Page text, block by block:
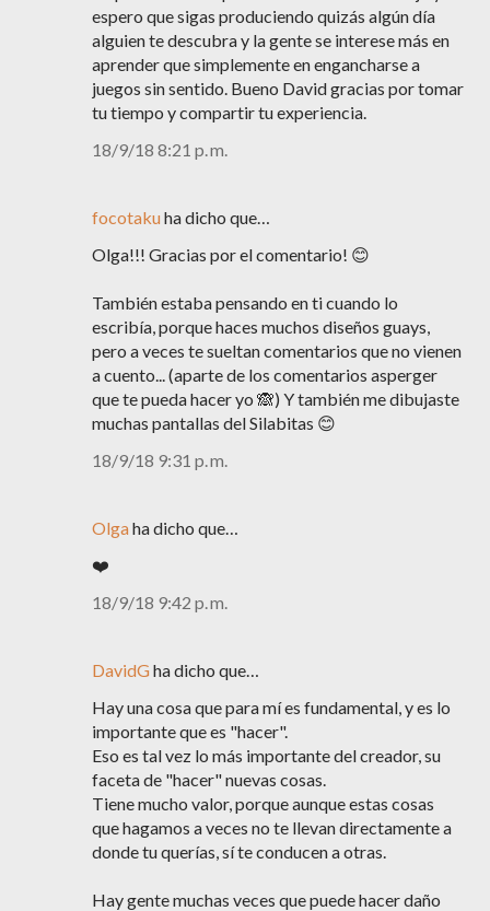
espero que sigas produciendo quizás algún día
alguien te descubra y la gente se interese más en
aprender que simplemente en engancharse a
juegos sin sentido. Bueno David gracias por tomar
tu tiempo y compartir tu experiencia.
18/9/18 8:21 p. m.
focotakuha dicho que…
Olga!!! Gracias por el comentario! 😊
También estaba pensando en ti cuando lo
escribía, porque haces muchos diseños guays,
pero a veces te sueltan comentarios que no vienen
a cuento... (aparte de los comentarios asperger
que te pueda hacer yo 🙈) Y también me dibujaste
muchas pantallas del Silabitas 😊
18/9/18 9:31 p. m.
Olgaha dicho que…
❤️
18/9/18 9:42 p. m.
DavidGha dicho que…
Hay una cosa que para mí es fundamental, y es lo
importante que es "hacer".
Eso es tal vez lo más importante del creador, su
faceta de "hacer" nuevas cosas.
Tiene mucho valor, porque aunque estas cosas
que hagamos a veces no te llevan directamente a
donde tu querías, sí te conducen a otras.
Hay gente muchas veces que puede hacer daño